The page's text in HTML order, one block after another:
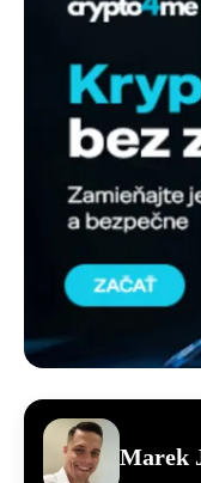
Marek